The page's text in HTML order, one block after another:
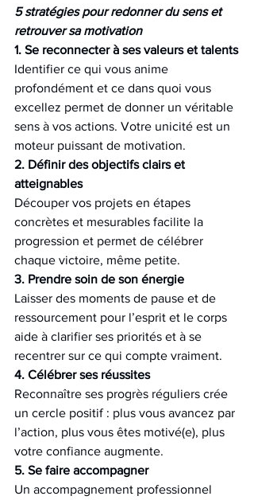
5 stratégies pour redonner du sens et
retrouver sa motivation
1. Se reconnecter à ses valeurs et talents
Identifier ce qui vous anime
profondément et ce dans quoi vous
excellez permet de donner un véritable
sens à vos actions. Votre unicité est un
moteur puissant de motivation.
2. Définir des objectifs clairs et
atteignables
Découper vos projets en étapes
concrètes et mesurables facilite la
progression et permet de célébrer
chaque victoire, même petite.
3. Prendre soin de son énergie
Laisser des moments de pause et de
ressourcement pour l’esprit et le corps
aide à clarifier ses priorités et à se
recentrer sur ce qui compte vraiment.
4. Célébrer ses réussites
Reconnaître ses progrès réguliers crée
un cercle positif : plus vous avancez par
l’action, plus vous êtes motivé(e), plus
votre confiance augmente.
5. Se faire accompagner
Un accompagnement professionnel